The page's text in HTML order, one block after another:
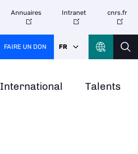
International Talents
Annuaires Intranet cnrs.fr
FAIRE UN DON FR